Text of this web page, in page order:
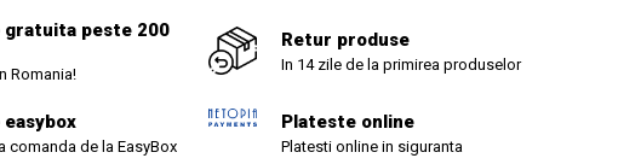
gratuita peste 200
Romania!
Retur produse
In 14 zile de la primirea produselor
comanda de la EasyBox
Plateste online
Platesti online in siguranta